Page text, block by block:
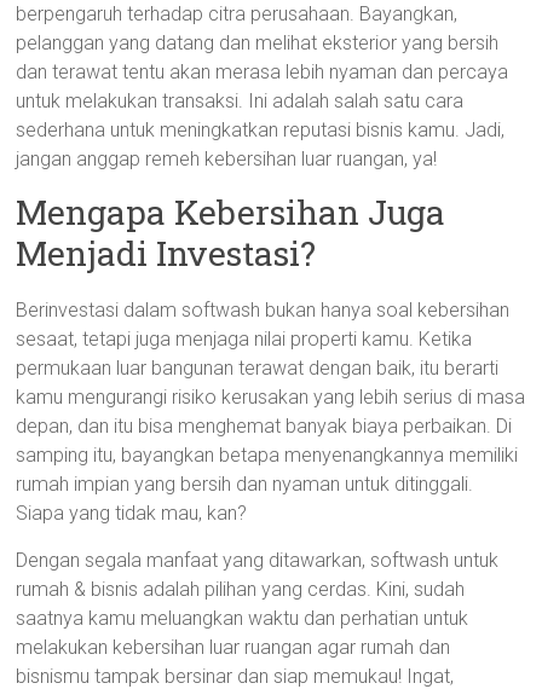
berpengaruh terhadap citra perusahaan. Bayangkan,
pelanggan yang datang dan melihat eksterior yang bersih
dan terawat tentu akan merasa lebih nyaman dan percaya
untuk melakukan transaksi. Ini adalah salah satu cara
sederhana untuk meningkatkan reputasi bisnis kamu. Jadi,
jangan anggap remeh kebersihan luar ruangan, ya!
Mengapa Kebersihan Juga
Menjadi Investasi?
Berinvestasi dalam softwash bukan hanya soal kebersihan
sesaat, tetapi juga menjaga nilai properti kamu. Ketika
permukaan luar bangunan terawat dengan baik, itu berarti
kamu mengurangi risiko kerusakan yang lebih serius di masa
depan, dan itu bisa menghemat banyak biaya perbaikan. Di
samping itu, bayangkan betapa menyenangkannya memiliki
rumah impian yang bersih dan nyaman untuk ditinggali.
Siapa yang tidak mau, kan?
Dengan segala manfaat yang ditawarkan, softwash untuk
rumah & bisnis adalah pilihan yang cerdas. Kini, sudah
saatnya kamu meluangkan waktu dan perhatian untuk
melakukan kebersihan luar ruangan agar rumah dan
bisnismu tampak bersinar dan siap memukau! Ingat,